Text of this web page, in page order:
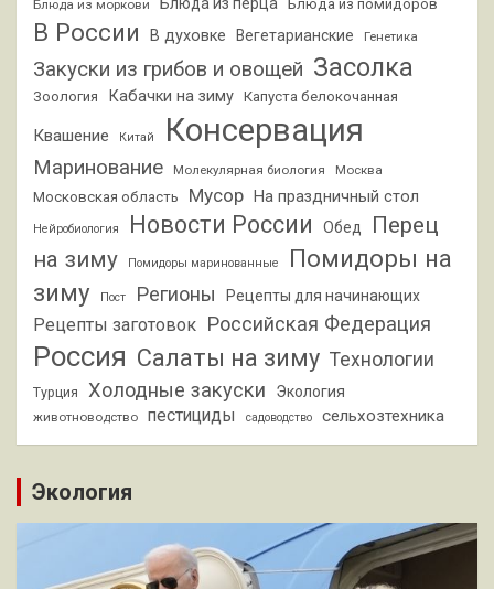
Блюда из моркови Блюда из перца Блюда из помидоров
В России В духовке Вегетарианские Генетика
Закуски из грибов и овощей Засолка
Зоология Кабачки на зиму Капуста белокочанная
Квашение Китай Консервация
Маринование Молекулярная биология Москва
Московская область Мусор На праздничный стол
Нейробиология Новости России Обед
Перец
на зиму
Помидоры маринованные
Помидоры на
зиму
Пост Регионы Рецепты для начинающих
Рецепты заготовок Российская Федерация
Россия Салаты на зиму Технологии
Турция Холодные закуски Экология
животноводство пестициды садоводство сельхозтехника
Экология